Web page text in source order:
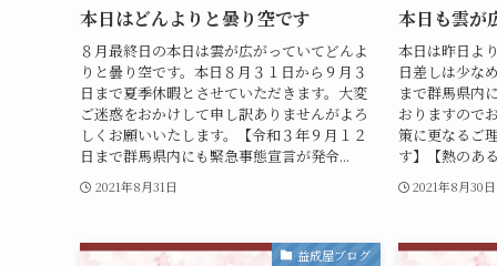
本日はどんよりと曇り空です
８月最終日の本日は雲が広がっていてどんよ
りと曇り空です。本日８月３１日から９月３
日まで夏季休暇とさせていただきます。大変
ご迷惑をおかけして申し訳ありませんがよろ
しくお願いいたします。【令和３年９月１２
日まで群馬県内にも緊急事態宣言が発令...
2021年8月31日
本日も雲が
本日は昨日よ
日差しは少な
まで群馬県内
おりますので
策に更なるご
す】【熱のあ
2021年8月30日
益成屋ブログ